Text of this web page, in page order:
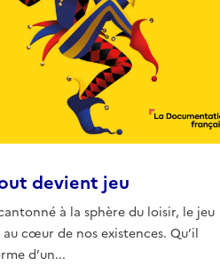
devient jeu
à la sphère du loisir, le jeu
au cœur de nos existences. Qu’il
d’un...